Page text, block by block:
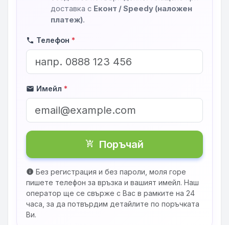
доставка с Еконт / Speedy (наложен
платеж).
phone Телефон *
mail Имейл *
shopping_cart_checkout Поръчай
info Без регистрация и без пароли, моля горе
пишете телефон за връзка и вашият имейл. Наш
оператор ще се свърже с Вас в рамките на 24
часа, за да потвърдим детайлите по поръчката
Ви.